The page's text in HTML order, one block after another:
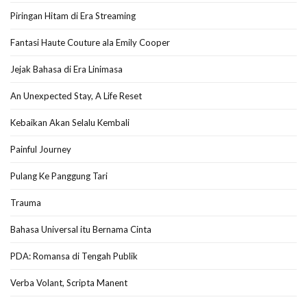
Piringan Hitam di Era Streaming
Fantasi Haute Couture ala Emily Cooper
Jejak Bahasa di Era Linimasa
An Unexpected Stay, A Life Reset
Kebaikan Akan Selalu Kembali
Painful Journey
Pulang Ke Panggung Tari
Trauma
Bahasa Universal itu Bernama Cinta
PDA: Romansa di Tengah Publik
Verba Volant, Scripta Manent